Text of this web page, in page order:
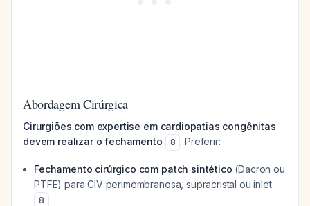
Abordagem Cirúrgica
Cirurgiões com expertise em cardiopatias congênitas
devem realizar o fechamento
8 . Preferir:
Fechamento cirúrgico com patch sintético (Dacron ou
PTFE) para CIV perimembranosa, supracristal ou inlet
8